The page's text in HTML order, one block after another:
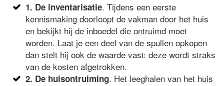
1. De inventarisatie. Tijdens een eerste
kennismaking doorloopt de vakman door het huis
en bekijkt hij de inboedel die ontruimd moet
worden. Laat je een deel van de spullen opkopen
dan stelt hij ook de waarde vast: deze wordt straks
van de kosten afgetrokken.
2. De huisontruiming. Het leeghalen van het huis